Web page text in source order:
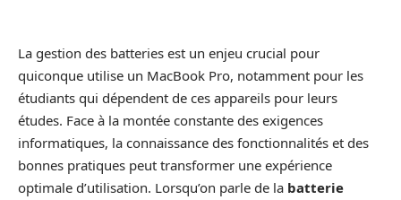
La gestion des batteries est un enjeu crucial pour
quiconque utilise un MacBook Pro, notamment pour les
étudiants qui dépendent de ces appareils pour leurs
études. Face à la montée constante des exigences
informatiques, la connaissance des fonctionnalités et des
bonnes pratiques peut transformer une expérience
optimale d’utilisation. Lorsqu’on parle de la batterie